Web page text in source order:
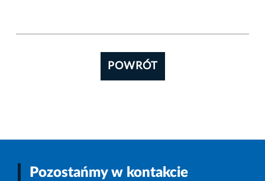
POWRÓT
Pozostańmy w kontakcie